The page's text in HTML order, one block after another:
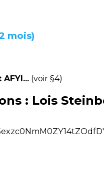
mois)
(voir §4)
: Lois